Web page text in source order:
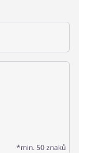
*min. 50 znaků